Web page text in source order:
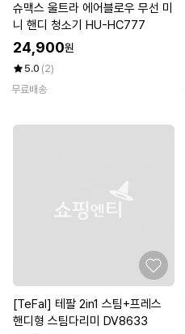
슈맥스 울트라 에어블로우 무선 미
니 핸디 청소기 HU-HC777
24,900원
5.0 (2)
무료배송
[TeFal] 테팔 2in1 스팀+프레스
핸디형 스팀다리미 DV8633